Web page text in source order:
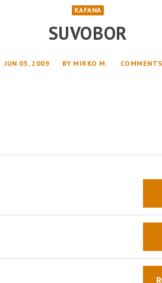
KAFANA
SUVOBOR
JUN 05, 2009 BY MIRKO M. COMMENTS